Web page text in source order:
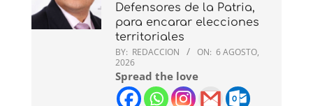
Defensores de la Patria,
para encarar elecciones
territoriales
BY: REDACCION ON: 6 AGOSTO,
2026
Spread the love